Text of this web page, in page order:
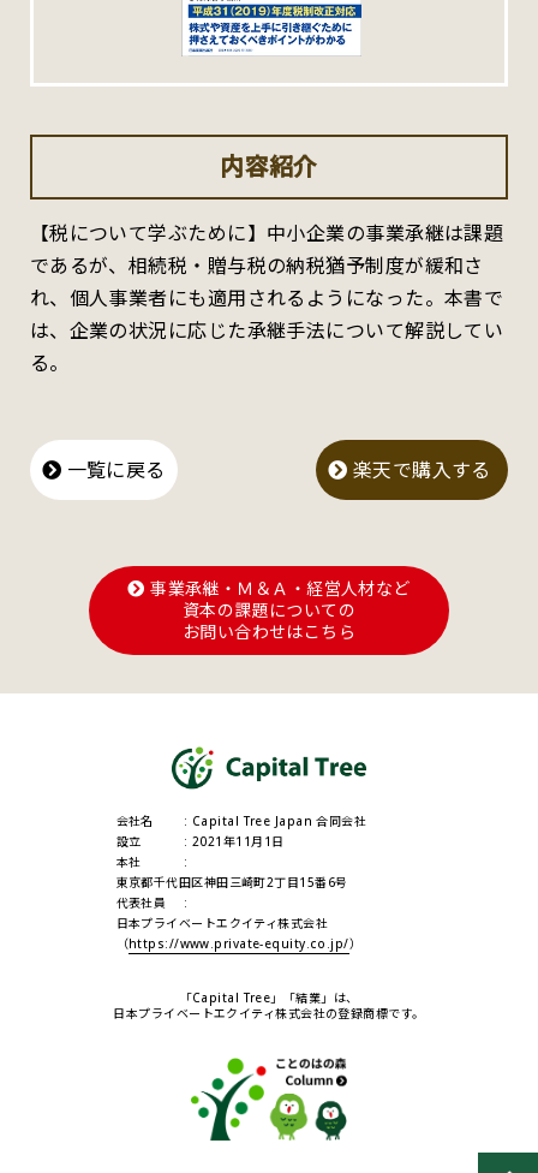
内容紹介
【税について学ぶために】中小企業の事業承継は課題
であるが、相続税・贈与税の納税猶予制度が緩和さ
れ、個人事業者にも適用されるようになった。本書で
は、企業の状況に応じた承継手法について解説してい
る。
一覧に戻る 楽天で購入する
事業承継・Ｍ＆Ａ・経営人材など
資本の課題についての
お問い合わせはこちら
会社名
Capital Tree Japan 合同会社
設立
2021年11月1日
本社
東京都千代田区神田三崎町2丁目15番6号
代表社員
日本プライベートエクイティ株式会社
（https://www.private-equity.co.jp/）
「Capital Tree」「結業」は、
日本プライベートエクイティ株式会社の登録商標です。